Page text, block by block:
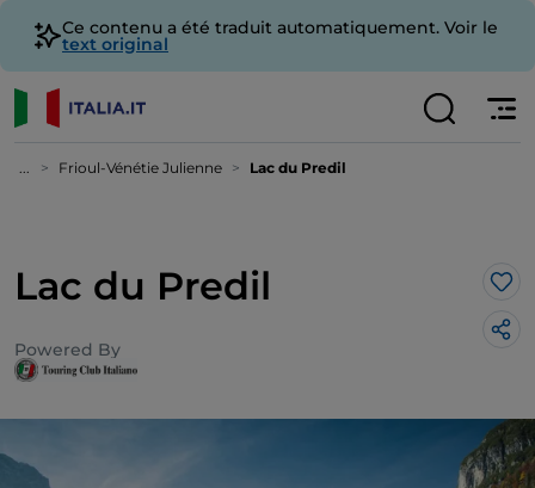
Ce contenu a été traduit automatiquement. Voir le
text original
... Frioul-Vénétie Julienne Lac du Predil
Lac du Predil
Powered By